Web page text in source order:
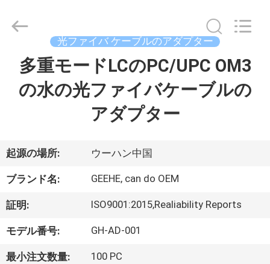
ダ
ク
ト
私
Geehe
Optical
Reserved.
Developed
光ファイバ ケーブルのアダプター
多重モードLCのPC/UPC OM3
の水の光ファイバケーブルの
アダプター
起源の場所: ウーハン中国
ブランド名: GEEHE, can do OEM
証明: ISO9001:2015,Realiability Reports
モデル番号: GH-AD-001
最小注文数量: 100 PC